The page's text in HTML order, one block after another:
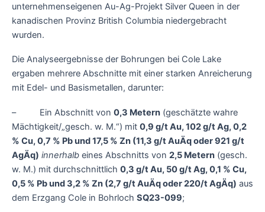
unternehmenseigenen Au-Ag-Projekt Silver Queen in der
kanadischen Provinz British Columbia niedergebracht
wurden.
Die Analyseergebnisse der Bohrungen bei Cole Lake
ergaben mehrere Abschnitte mit einer starken Anreicherung
mit Edel- und Basismetallen, darunter:
– Ein Abschnitt von 0,3 Metern (geschätzte wahre
Mächtigkeit/„gesch. w. M.“) mit 0,9 g/t Au, 102 g/t Ag, 0,2
% Cu, 0,7 % Pb und 17,5 % Zn (11,3 g/t AuÄq oder 921 g/t
AgÄq) innerhalb eines Abschnitts von 2,5 Metern (gesch.
w. M.) mit durchschnittlich 0,3 g/t Au, 50 g/t Ag, 0,1 % Cu,
0,5 % Pb und 3,2 % Zn (2,7 g/t AuÄq oder 220/t AgÄq) aus
dem Erzgang Cole in Bohrloch SQ23-099;